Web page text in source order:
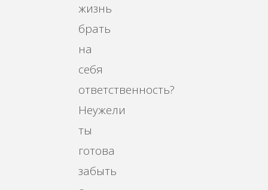
жизнь
брать
на
себя
ответственность?
Неужели
ты
готова
забыть